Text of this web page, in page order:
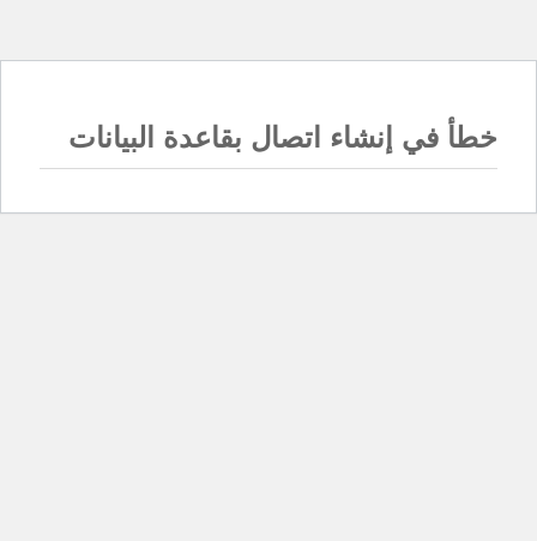
خطأ في إنشاء اتصال بقاعدة البيانات